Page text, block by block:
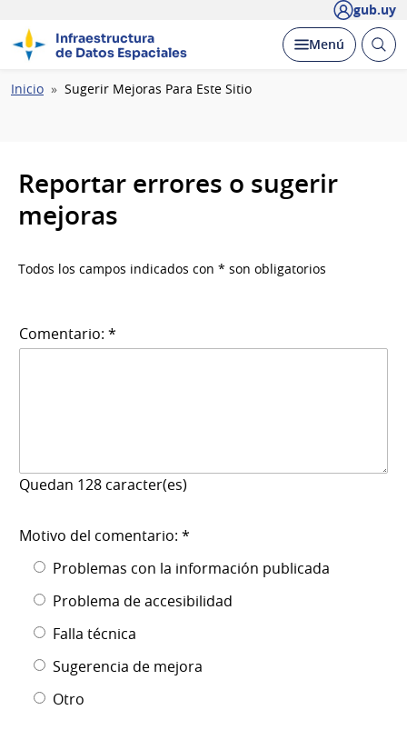
gub.uy
Infraestructura
de Datos Espaciales
Desplegar
Menú Abrir
Ruta
Inicio Sugerir Mejoras Para Este Sitio
Reportar errores o sugerir
mejoras
Todos los campos indicados con * son obligatorios
Comentario: *
Quedan 128 caracter(es)
Motivo del comentario: *
Problemas con la información publicada
Problema de accesibilidad
Falla técnica
Sugerencia de mejora
Otro